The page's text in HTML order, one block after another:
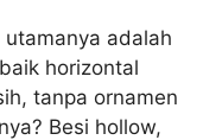
utamanya adalah
horizontal
tanpa ornamen
Besi hollow,